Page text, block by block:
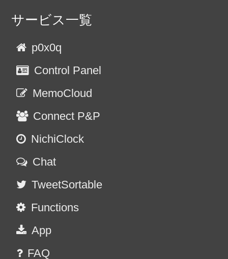
サービス一覧
p0x0q
Control Panel
MemoCloud
Connect P&P
NichiClock
Chat
TweetSortable
Functions
App
FAQ